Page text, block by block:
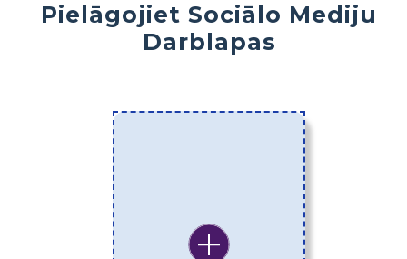
Pielāgojiet Sociālo Mediju
Darblapas